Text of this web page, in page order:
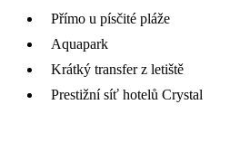
Přímo u písčité pláže
Aquapark
Krátký transfer z letiště
Prestižní síť hotelů Crystal